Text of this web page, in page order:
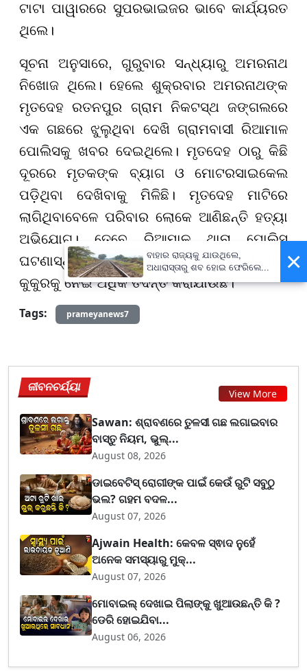
ଟାଟା ପାୱାରରେ ସୁପରଭାଇଜର ଭାବେ କାର୍ଯ୍ୟରତ
ଥିଲେ।
ସୂଚନା ଅନୁସାରେ, ଗୁରୁବାର ସନ୍ଧ୍ୟାରୁ ଅମରନାଥ
ନିଖୋଜ ଥିଲେ। ହେଲେ ଶୁକ୍ରବାର ଅମରନାଥଙ୍କ
ମୃତଦେହ ରତନପୁର ଗ୍ରାମ ନିକଟସ୍ଥ ଜଙ୍ଗଲରେ
ଏକ ଗଛରେ ଝୁଲୁଥିବା ଦେଖି ଗ୍ରାମବାସୀ ରିଆମାଳ
ପୋଲିସକୁ ଖବର ଦେଇଥିଲେ। ମୃତଦେହ ଠାରୁ କିଛି
ଦୂରରେ ମୃତକଙ୍କ ବ୍ୟାଗ ଓ ମୋଟରସାଇକେଲ
ପଡ଼ିଥିବା ଦେଖିବାକୁ ମିଳିଛି। ମୃତଦେହ ମାଟିରେ
ଲାଗିଥିବାବେଳେ ପରିବାର ଲୋକେ ଆଣିଛନ୍ତି ହତ୍ୟା
ଅଭିଯୋଗ। ତେବେ ରିଆମାଳ ଥାନା ପୋଲିସ
ଘଟଣାସ୍ଥଳରେ ପହଞ୍ଚି ତଦନ୍ତ କରୁଛନ୍ତି। ସନ୍ଧାନୀ
କୁକୁରକୁ ନେଇ ଅଧିକ ତଦନ୍ତ କରାଯାଉଛି।
Tags:
prameyanews7
ଜୀବନଚର୍ଯ୍ୟା View More
Sawan: ଶ୍ରାବଣରେ ତୁଳସୀ ଗଛ ଲଗାଇବାର
ବାସ୍ତୁ ନିୟମ, ଭୁଲ୍...
August 08, 2026
ଡାଇବେଟିସ୍ ରୋଗୀଙ୍କ ପାଇଁ କେଉଁ ରୁଟି ସବୁଠୁ
ଭଲ? ଗହମ ବଦଳ...
August 07, 2026
Ajwain Health: କେବଳ ସ୍ଵାଦ ନୁହେଁ
ଅନେକ ସମସ୍ୟାରୁ ମୁକ୍...
August 07, 2026
ମୋବାଇଲ୍ ଦେଖାଇ ପିଲାଙ୍କୁ ଖୁଆଉଛନ୍ତି କି ?
ଡେରି ହୋଇଯିବା...
August 06, 2026
×
ବାହାର ରାଜ୍ୟକୁ ଯାଉଥିଲେ,
ଅଧାରାସ୍ତାରୁ ଶବ ହୋଇ ଫେରିଲେ...